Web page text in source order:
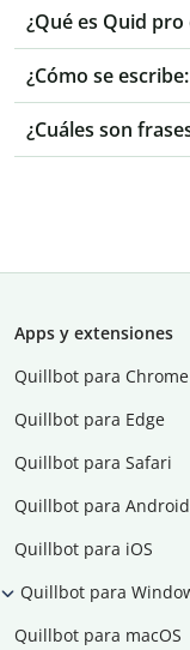
¿Qué es Quid pro
¿Cómo se
¿Cuáles son
Apps y extensiones
Quillbot para Chrome
Quillbot para Edge
Quillbot para Safari
Quillbot para Android
Quillbot para iOS
Quillbot para
Quillbot para macOS